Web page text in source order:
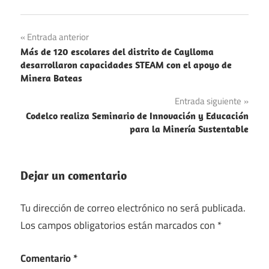
Navegación
de
entradas
Entrada anterior
Más de 120 escolares del distrito de Caylloma
desarrollaron capacidades STEAM con el apoyo de
Minera Bateas
Entrada siguiente
Codelco realiza Seminario de Innovación y Educación
para la Minería Sustentable
Dejar un comentario
Tu dirección de correo electrónico no será publicada.
Los campos obligatorios están marcados con *
Comentario*